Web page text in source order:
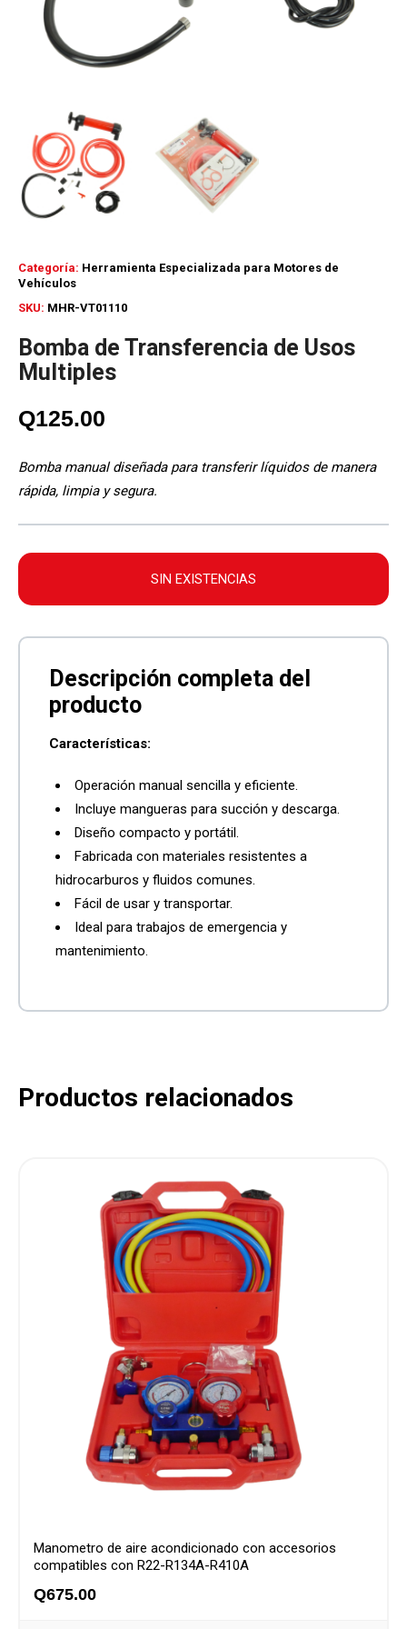
SKU: MHR-VT01110
Categoría: Herramienta Especializada para Motores de
Vehículos
Bomba de Transferencia de Usos
Multiples
Q125.00
Bomba manual diseñada para transferir líquidos de manera
rápida, limpia y segura.
SIN EXISTENCIAS
Características:
Operación manual sencilla y eficiente.
Incluye mangueras para succión y descarga.
Diseño compacto y portátil.
Fabricada con materiales resistentes a
hidrocarburos y fluidos comunes.
Fácil de usar y transportar.
Ideal para trabajos de emergencia y
mantenimiento.
Productos relacionados
Manometro de aire acondicionado con accesorios
compatibles con R22-R134A-R410A
Q675.00